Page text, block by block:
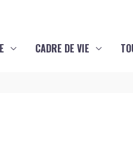
CADRE DE VIE